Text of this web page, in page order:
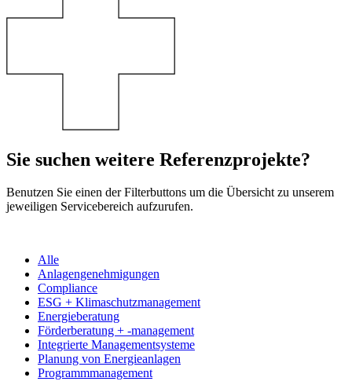
Sie suchen weitere Referenzprojekte?
Benutzen Sie einen der Filterbuttons um die Übersicht zu unserem
jeweiligen Servicebereich aufzurufen.
Alle
Anlagengenehmigungen
Compliance
ESG + Klimaschutzmanagement
Energieberatung
Förderberatung + -management
Integrierte Managementsysteme
Planung von Energieanlagen
Programmmanagement